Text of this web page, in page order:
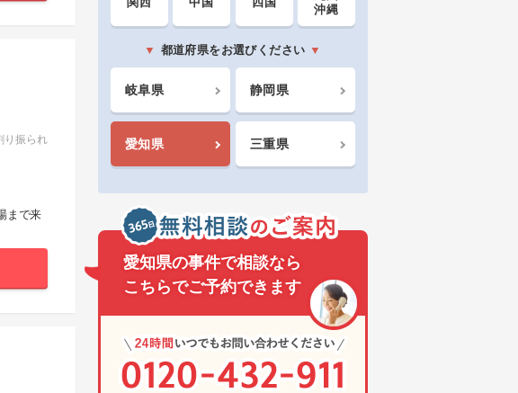
り振られ
まで来
沖縄
都道府県をお選びください
岐阜県 静岡県
愛知県 三重県
愛知県の事件で相談なら
こちらでご予約できます